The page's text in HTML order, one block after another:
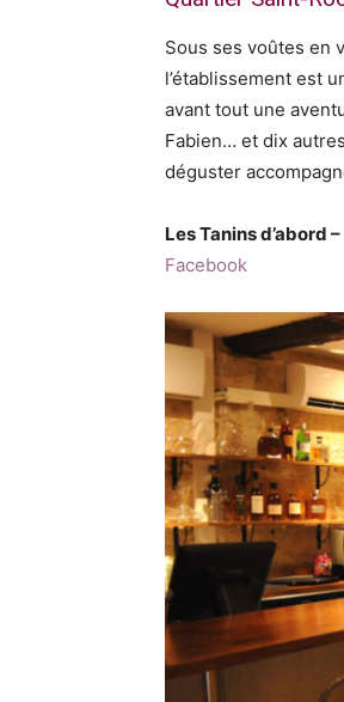
Sous ses voûtes en
l’établissement est
avant tout une
Fabien… et dix
déguster
Les Tanins d’abord
Facebook